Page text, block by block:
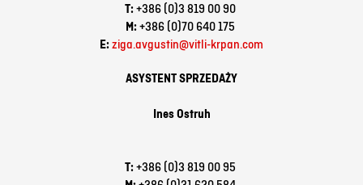
T:+386 (0)3 819 00 90
M:+386 (0)70 640 175
E:ziga.avgustin@vitli-krpan.com
ASYSTENT SPRZEDAŻY
Ines Ostruh
T:+386 (0)3 819 00 95